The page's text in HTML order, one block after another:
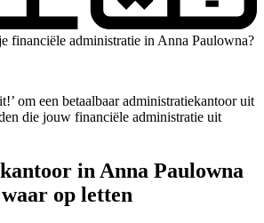
financiële administratie in Anna Paulowna?
om een betaalbaar administratiekantoor uit
die jouw financiële administratie uit
in Anna Paulowna
op letten